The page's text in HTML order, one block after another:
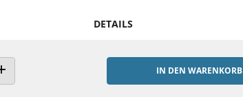
DETAILS
ANZAHL ERHÖHEN
IN DEN WARENKORB